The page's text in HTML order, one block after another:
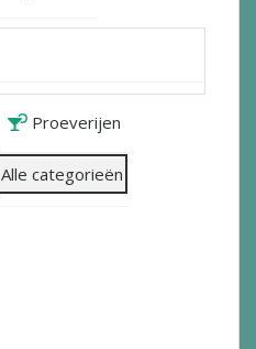
Proeverijen
Alle categorieën